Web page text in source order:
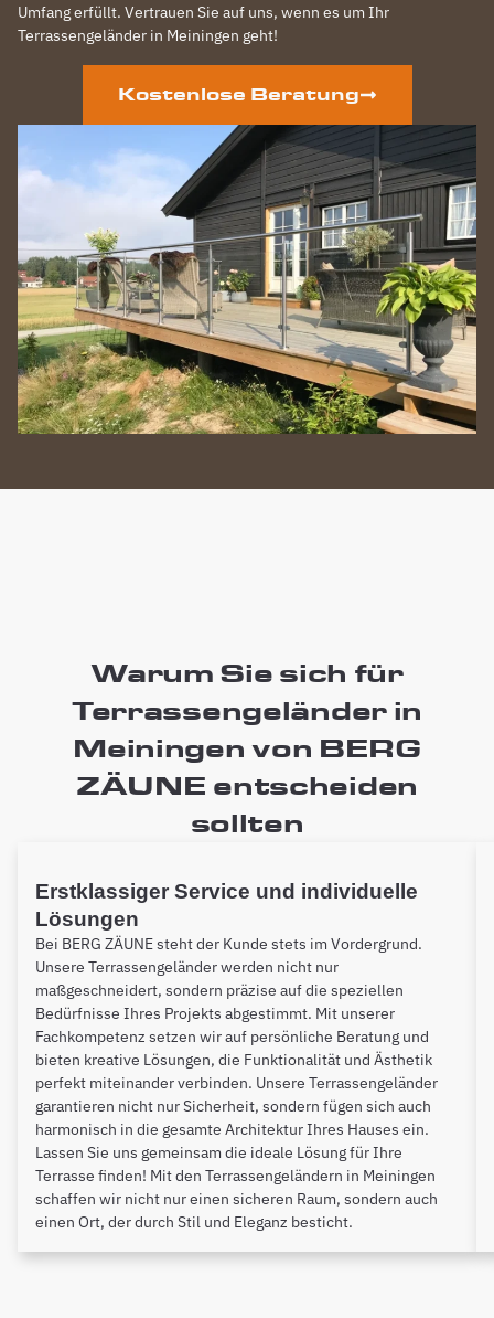
Umfang erfüllt. Vertrauen Sie auf uns, wenn es um Ihr
Terrassengeländer in Meiningen geht!
Kostenlose Beratung
Warum Sie sich für
Terrassengeländer in
Meiningen von BERG
ZÄUNE entscheiden
sollten
Erstklassiger Service und individuelle
Lösungen
Bei BERG ZÄUNE steht der Kunde stets im Vordergrund.
Unsere Terrassengeländer werden nicht nur
maßgeschneidert, sondern präzise auf die speziellen
Bedürfnisse Ihres Projekts abgestimmt. Mit unserer
Fachkompetenz setzen wir auf persönliche Beratung und
bieten kreative Lösungen, die Funktionalität und Ästhetik
perfekt miteinander verbinden. Unsere Terrassengeländer
garantieren nicht nur Sicherheit, sondern fügen sich auch
harmonisch in die gesamte Architektur Ihres Hauses ein.
Lassen Sie uns gemeinsam die ideale Lösung für Ihre
Terrasse finden! Mit den Terrassengeländern in Meiningen
schaffen wir nicht nur einen sicheren Raum, sondern auch
einen Ort, der durch Stil und Eleganz besticht.